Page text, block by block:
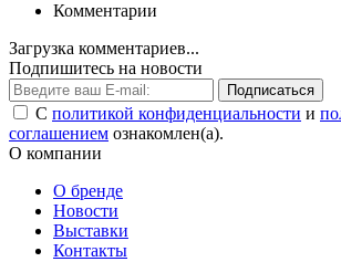
Комментарии
Загрузка комментариев...
Подпишитесь на новости
Подписаться
С политикой конфиденциальности и
соглашением ознакомлен(а).
О компании
О бренде
Новости
Выставки
Контакты